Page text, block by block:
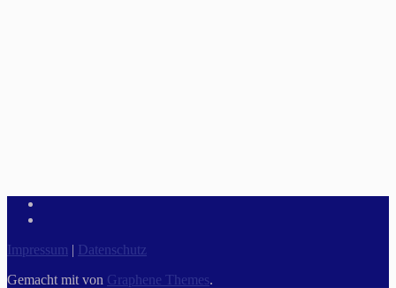
Impressum | Datenschutz
Gemacht mit von Graphene Themes.